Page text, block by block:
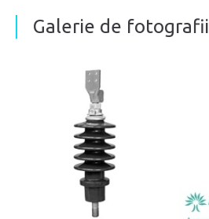
Galerie de fotografii